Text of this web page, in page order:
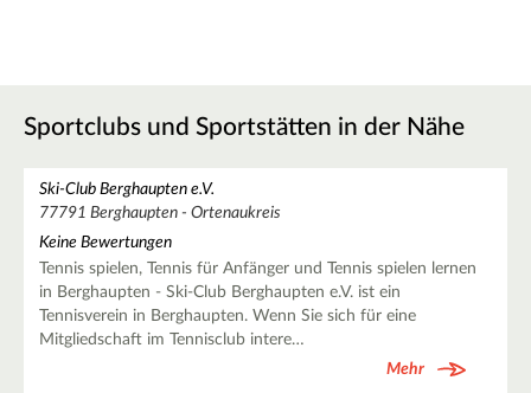
Sportclubs und Sportstätten in der Nähe
Ski-Club Berghaupten e.V.
77791 Berghaupten - Ortenaukreis
Keine Bewertungen
Tennis spielen, Tennis für Anfänger und Tennis spielen lernen
in Berghaupten - Ski-Club Berghaupten e.V. ist ein
Tennisverein in Berghaupten. Wenn Sie sich für eine
Mitgliedschaft im Tennisclub intere…
Mehr